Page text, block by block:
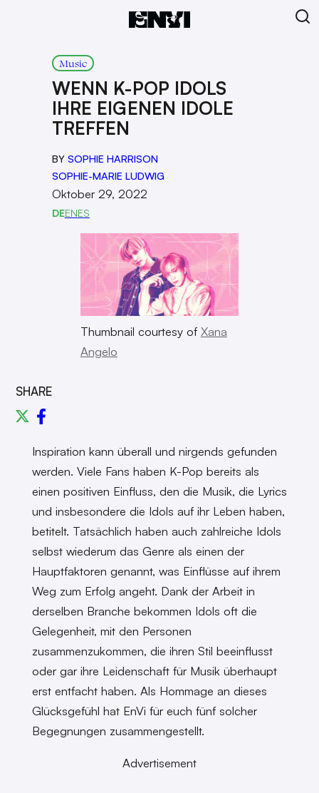
Music
WENN K-POP IDOLS
IHRE EIGENEN IDOLE
TREFFEN
BY SOPHIE HARRISON
SOPHIE-MARIE LUDWIG
Oktober 29, 2022
DEENES
Thumbnail courtesy of Xana
Angelo
SHARE
Inspiration kann überall und nirgends gefunden
werden. Viele Fans haben K-Pop bereits als
einen positiven Einfluss, den die Musik, die Lyrics
und insbesondere die Idols auf ihr Leben haben,
betitelt. Tatsächlich haben auch zahlreiche Idols
selbst wiederum das Genre als einen der
Hauptfaktoren genannt, was Einflüsse auf ihrem
Weg zum Erfolg angeht. Dank der Arbeit in
derselben Branche bekommen Idols oft die
Gelegenheit, mit den Personen
zusammenzukommen, die ihren Stil beeinflusst
oder gar ihre Leidenschaft für Musik überhaupt
erst entfacht haben. Als Hommage an dieses
Glücksgefühl hat EnVi für euch fünf solcher
Begegnungen zusammengestellt.
Advertisement